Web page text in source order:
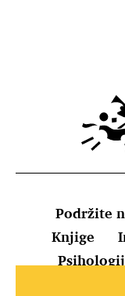
Podržite
Knjige